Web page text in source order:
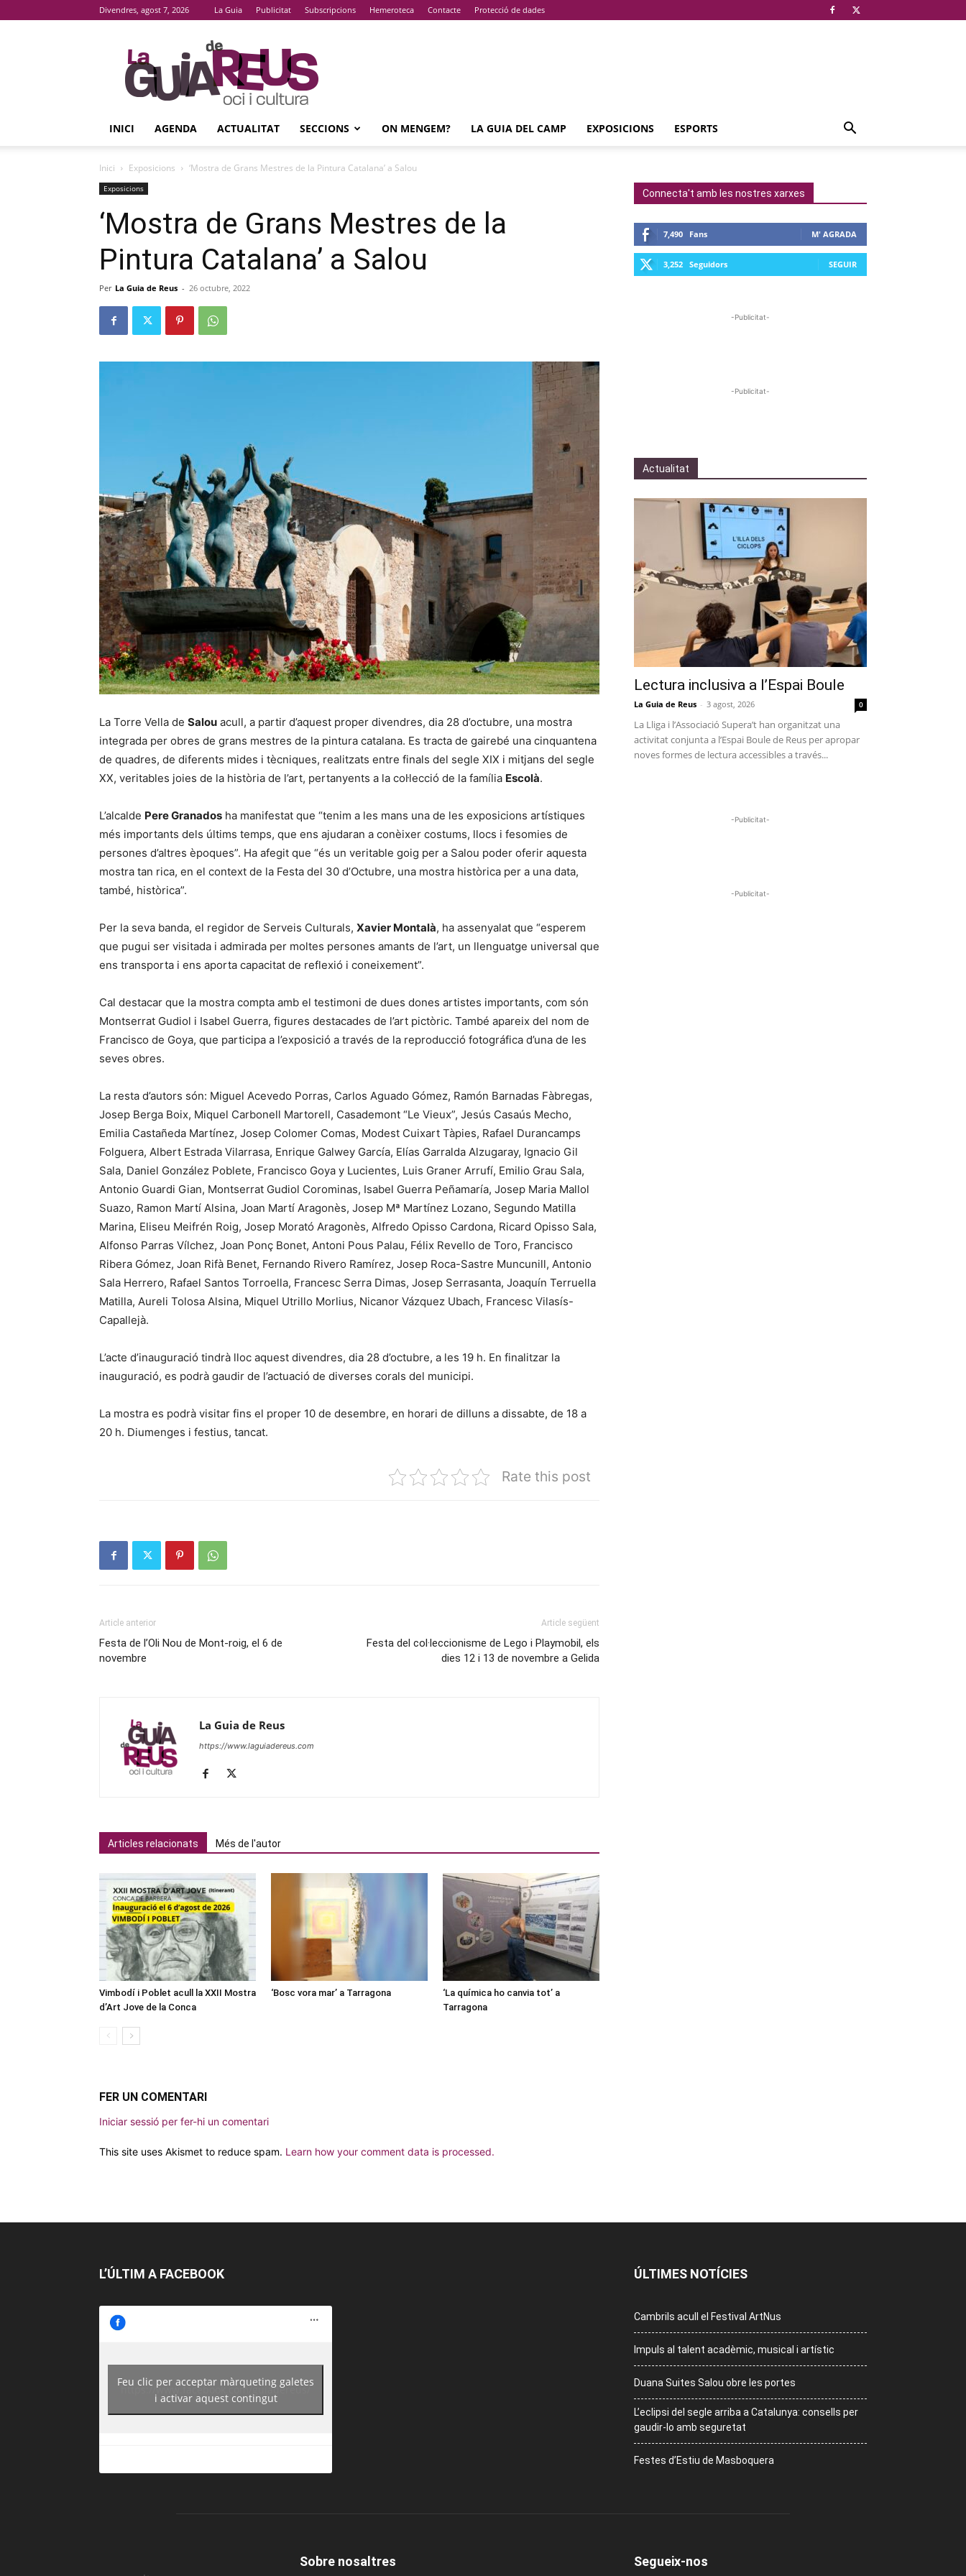
Divendres, agost 7, 2026 La Guia Publicitat Subscripcions Hemeroteca Contacte Protecció de dades
La
Guia
De
Reus
INICI AGENDA ACTUALITAT SECCIONS ON MENGEM? LA GUIA DEL CAMP EXPOSICIONS ESPORTS
Inici Exposicions ‘Mostra de Grans Mestres de la Pintura Catalana’ a Salou
Exposicions
‘Mostra de Grans Mestres de la
Pintura Catalana’ a Salou
Per La Guia de Reus - 26 octubre, 2022
La Torre Vella de Salou acull, a partir d’aquest proper divendres, dia 28 d’octubre, una mostra
integrada per obres de grans mestres de la pintura catalana. Es tracta de gairebé una cinquantena
de quadres, de diferents mides i tècniques, realitzats entre finals del segle XIX i mitjans del segle
XX, veritables joies de la història de l’art, pertanyents a la col·lecció de la família Escolà.
L’alcalde Pere Granados ha manifestat que “tenim a les mans una de les exposicions artístiques
més importants dels últims temps, que ens ajudaran a conèixer costums, llocs i fesomies de
persones d’altres èpoques”. Ha afegit que “és un veritable goig per a Salou poder oferir aquesta
mostra tan rica, en el context de la Festa del 30 d’Octubre, una mostra històrica per a una data,
també, històrica”.
Per la seva banda, el regidor de Serveis Culturals, Xavier Montalà, ha assenyalat que “esperem
que pugui ser visitada i admirada per moltes persones amants de l’art, un llenguatge universal que
ens transporta i ens aporta capacitat de reflexió i coneixement”.
Cal destacar que la mostra compta amb el testimoni de dues dones artistes importants, com són
Montserrat Gudiol i Isabel Guerra, figures destacades de l’art pictòric. També apareix del nom de
Francisco de Goya, que participa a l’exposició a través de la reproducció fotográfica d’una de les
seves obres.
La resta d’autors són: Miguel Acevedo Porras, Carlos Aguado Gómez, Ramón Barnadas Fàbregas,
Josep Berga Boix, Miquel Carbonell Martorell, Casademont “Le Vieux”, Jesús Casaús Mecho,
Emilia Castañeda Martínez, Josep Colomer Comas, Modest Cuixart Tàpies, Rafael Durancamps
Folguera, Albert Estrada Vilarrasa, Enrique Galwey García, Elías Garralda Alzugaray, Ignacio Gil
Sala, Daniel González Poblete, Francisco Goya y Lucientes, Luis Graner Arrufí, Emilio Grau Sala,
Antonio Guardi Gian, Montserrat Gudiol Corominas, Isabel Guerra Peñamaría, Josep Maria Mallol
Suazo, Ramon Martí Alsina, Joan Martí Aragonès, Josep Mª Martínez Lozano, Segundo Matilla
Marina, Eliseu Meifrén Roig, Josep Morató Aragonès, Alfredo Opisso Cardona, Ricard Opisso Sala,
Alfonso Parras Vílchez, Joan Ponç Bonet, Antoni Pous Palau, Félix Revello de Toro, Francisco
Ribera Gómez, Joan Rifà Benet, Fernando Rivero Ramírez, Josep Roca-Sastre Muncunill, Antonio
Sala Herrero, Rafael Santos Torroella, Francesc Serra Dimas, Josep Serrasanta, Joaquín Terruella
Matilla, Aureli Tolosa Alsina, Miquel Utrillo Morlius, Nicanor Vázquez Ubach, Francesc Vilasís-
Capallejà.
L’acte d’inauguració tindrà lloc aquest divendres, dia 28 d’octubre, a les 19 h. En finalitzar la
inauguració, es podrà gaudir de l’actuació de diverses corals del municipi.
La mostra es podrà visitar fins el proper 10 de desembre, en horari de dilluns a dissabte, de 18 a
20 h. Diumenges i festius, tancat.
Rate this post
Article anterior
Festa de l’Oli Nou de Mont-roig, el 6 de
novembre
Article següent
Festa del col·leccionisme de Lego i Playmobil, els
dies 12 i 13 de novembre a Gelida
La Guia de Reus
https://www.laguiadereus.com
Articles relacionats Més de l'autor
Vimbodí i Poblet acull la XXII Mostra
d’Art Jove de la Conca
‘Bosc vora mar’ a Tarragona
‘La química ho canvia tot’ a
Tarragona
FER UN COMENTARI
Iniciar sessió per fer-hi un comentari
This site uses Akismet to reduce spam. Learn how your comment data is processed.
Connecta't amb les nostres xarxes
7,490 Fans M' AGRADA
3,252 Seguidors SEGUIR
-Publicitat-
-Publicitat-
Actualitat
Lectura inclusiva a l’Espai Boule
La Guia de Reus - 3 agost, 2026 0
La Lliga i l’Associació Supera’t han organitzat una
activitat conjunta a l’Espai Boule de Reus per apropar
noves formes de lectura accessibles a través...
-Publicitat-
-Publicitat-
L’ÚLTIM A FACEBOOK
https://www.facebook.com/guiadereus/
Feu clic per acceptar màrqueting galetes
i activar aquest contingut
ÚLTIMES NOTÍCIES
Cambrils acull el Festival ArtNus
Impuls al talent acadèmic, musical i artístic
Duana Suites Salou obre les portes
L’eclipsi del segle arriba a Catalunya: consells per
gaudir-lo amb seguretat
Festes d’Estiu de Masboquera
Sobre nosaltres Segueix-nos